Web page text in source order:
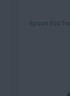
Epson